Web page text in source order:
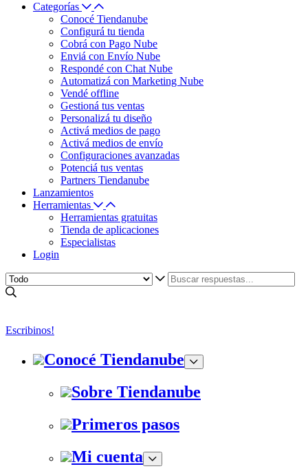
Categorías
Conocé Tiendanube
Configurá tu tienda
Cobrá con Pago Nube
Enviá con Envío Nube
Respondé con Chat Nube
Automatizá con Marketing Nube
Vendé offline
Gestioná tus ventas
Personalizá tu diseño
Activá medios de pago
Activá medios de envío
Configuraciones avanzadas
Potenciá tus ventas
Partners Tiendanube
Lanzamientos
Herramientas
Herramientas gratuitas
Tienda de aplicaciones
Especialistas
Login
Escribinos!
Conocé Tiendanube
Sobre Tiendanube
Primeros pasos
Mi cuenta